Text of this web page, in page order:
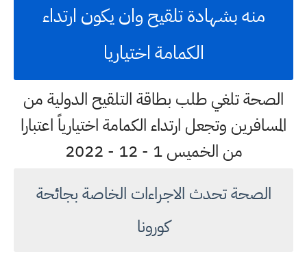
منه بشهادة تلقيح وان يكون ارتداء
الكمامة اختياريا
الصحة تلغي طلب بطاقة التلقيح الدولية من
المسافرين وتجعل ارتداء الكمامة اختيارياً اعتبارا
من الخميس 1 - 12 - 2022
الصحة تحدث الاجراءات الخاصة بجائحة
كورونا